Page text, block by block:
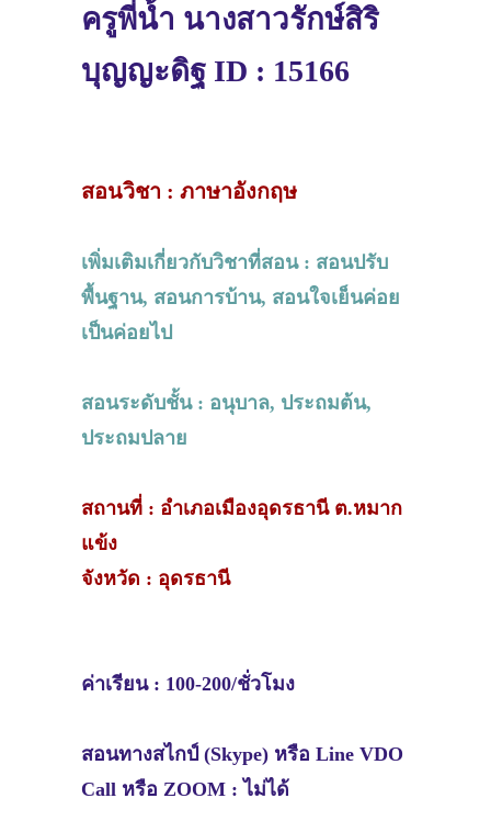
ครูพี่น้ำ นางสาวรักษ์สิริ
บุญญะดิฐ ID : 15166
สอนวิชา : ภาษาอังกฤษ
เพิ่มเติมเกี่ยวกับวิชาที่สอน : สอนปรับ
พื้นฐาน, สอนการบ้าน, สอนใจเย็นค่อย
เป็นค่อยไป
สอนระดับชั้น : อนุบาล, ประถมต้น,
ประถมปลาย
สถานที่ : อำเภอเมืองอุดรธานี ต.หมาก
แข้ง
จังหวัด : อุดรธานี
ค่าเรียน : 100-200/ชั่วโมง
สอนทางสไกป์ (Skype) หรือ Line VDO
Call หรือ ZOOM : ไม่ได้